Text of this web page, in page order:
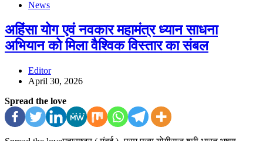
News
अहिंसा योग एवं नवकार महामंत्र ध्यान साधना
अभियान को मिला वैश्विक विस्तार का संबल
Editor
April 30, 2026
Spread the love